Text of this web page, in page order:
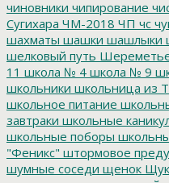
чиновники чипирование
Сугихара ЧМ-2018 ЧП чс
шахматы шашки шашлыки
шелковый путь
11 школа № 4 школа № 9
школьники школьница из
школьное питание
завтраки школьные
школьные поборы
"Феникс" штормовое
шумные соседи щенок